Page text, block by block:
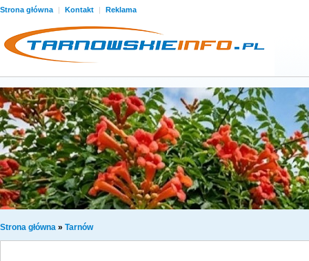
Strona główna | Kontakt | Reklama
Strona główna » Tarnów